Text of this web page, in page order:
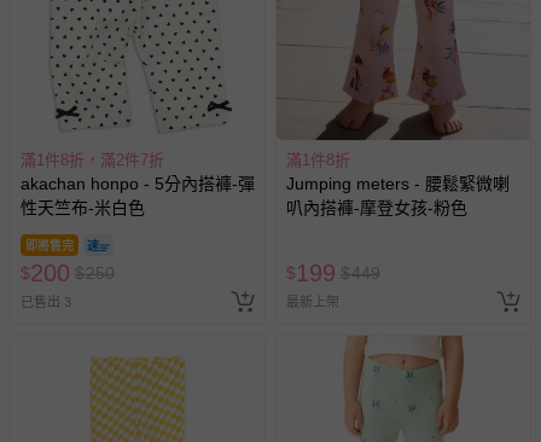
商品實際的配達日期，可於訂單個人資料內的查詢訂單內，
已出貨通知之訊息為主。
如您收到商品，請依正常流程檢查是否完好，若商品遇瑕疵
情形，您可申請更換新品或退貨，請見：退貨的辦理流程。
若您對於會員帳號、商品訂購與資訊、購物流程、付款方
式、折價券與購物金的使用、退貨及商品運送方式等有疑
問，你可詳見：媽咪愛客服中心。
預購商品：預購為海外同步代購，遇缺貨即會通知媽咪並協
助取消退款事宜。
商品如因「價格、組合」等錯誤原因，導致無法安排出貨，
滿1件8折，滿2件7折
akachan honpo - 5分內搭褲-彈
性天竺布-米白色
即將售完
$200 $250
已售出 3
滿1件8折
Jumping meters - 腰鬆緊微喇
叭內搭褲-摩登女孩-粉色
$199 $449
最新上架